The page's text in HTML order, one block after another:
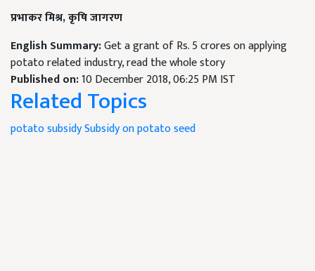
प्रभाकर मिश्र,कृषि जागरण
English Summary:Get a grant of Rs. 5 crores on applying
potato related industry, read the whole story
Published on:10 December 2018, 06:25 PM IST
Related Topics
potato subsidySubsidy on potato seed